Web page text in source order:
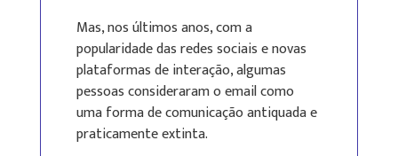
Mas, nos últimos anos, com a
popularidade das redes sociais e novas
plataformas de interação, algumas
pessoas consideraram o email como
uma forma de comunicação antiquada e
praticamente extinta.